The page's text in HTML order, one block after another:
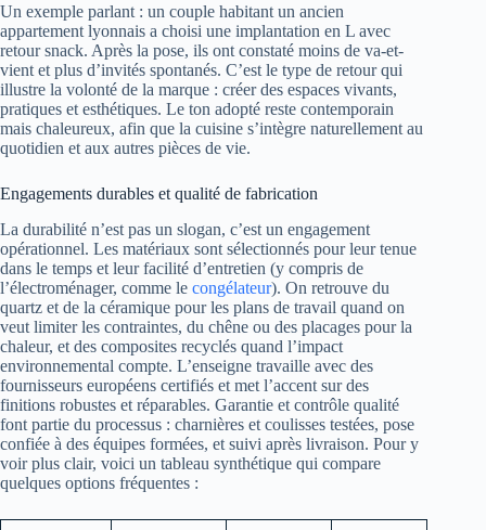
Un exemple parlant : un couple habitant un ancien
appartement lyonnais a choisi une implantation en L avec
retour snack. Après la pose, ils ont constaté moins de va-et-
vient et plus d’invités spontanés. C’est le type de retour qui
illustre la volonté de la marque : créer des espaces vivants,
pratiques et esthétiques. Le ton adopté reste contemporain
mais chaleureux, afin que la cuisine s’intègre naturellement au
quotidien et aux autres pièces de vie.
Engagements durables et qualité de fabrication
La durabilité n’est pas un slogan, c’est un engagement
opérationnel. Les matériaux sont sélectionnés pour leur tenue
dans le temps et leur facilité d’entretien (y compris de
l’électroménager, comme le congélateur). On retrouve du
quartz et de la céramique pour les plans de travail quand on
veut limiter les contraintes, du chêne ou des placages pour la
chaleur, et des composites recyclés quand l’impact
environnemental compte. L’enseigne travaille avec des
fournisseurs européens certifiés et met l’accent sur des
finitions robustes et réparables. Garantie et contrôle qualité
font partie du processus : charnières et coulisses testées, pose
confiée à des équipes formées, et suivi après livraison. Pour y
voir plus clair, voici un tableau synthétique qui compare
quelques options fréquentes :